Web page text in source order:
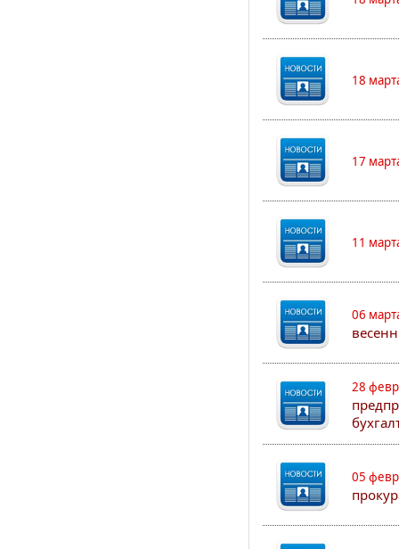
18
17
11
06
28
05